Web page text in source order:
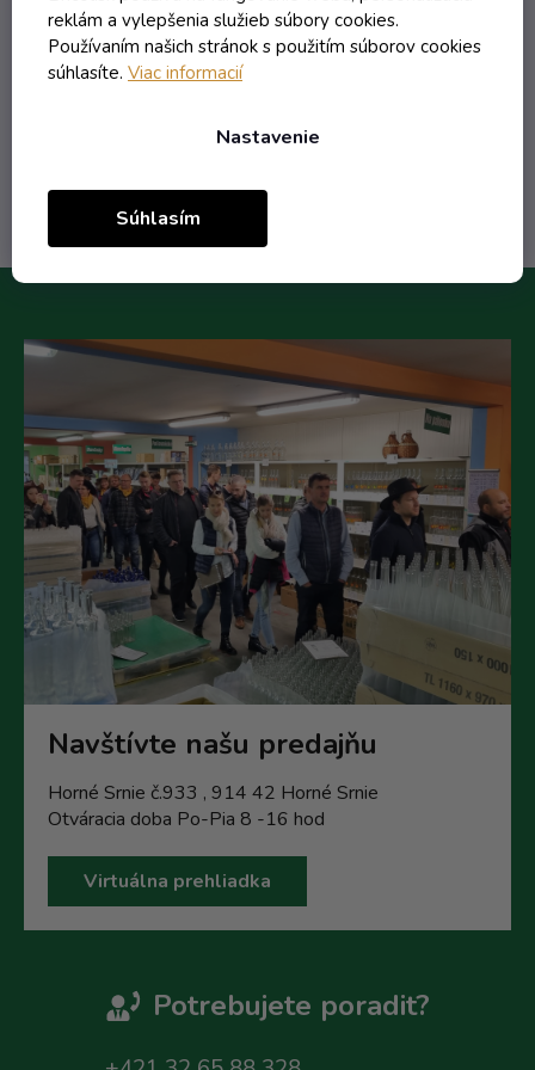
reklám a vylepšenia služieb súbory cookies.
Používaním našich stránok s použitím súborov cookies
súhlasíte. Viac informacií
Nastavenie
Súhlasím
2,47 € vrátane DPH
2,01 €/ ks
2,49 €
Do košíka
Navštívte našu predajňu
Horné Srnie č.933 , 914 42 Horné Srnie
Otváracia doba Po-Pia 8 -16 hod
Virtuálna prehliadka
Potrebujete poradit?